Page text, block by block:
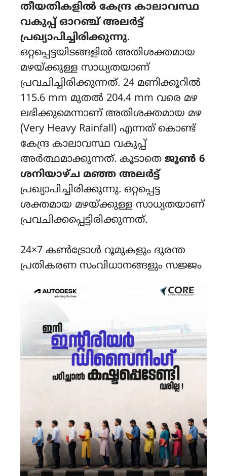
തീയതികളിൽ കേന്ദ്ര കാലാവസ്ഥ
വകുപ്പ് ഓറഞ്ച് അലർട്ട്
പ്രഖ്യാപിച്ചിരിക്കുന്നു.
ഒറ്റപ്പെട്ടയിടങ്ങളിൽ അതിശക്തമായ
മഴയ്ക്കുള്ള സാധ്യതയാണ്
പ്രവചിച്ചിരിക്കുന്നത്. 24 മണിക്കൂറിൽ
115.6 mm മുതൽ 204.4 mm വരെ മഴ
ലഭിക്കുമെന്നാണ് അതിശക്തമായ മഴ
(Very Heavy Rainfall) എന്നത് കൊണ്ട്
കേന്ദ്ര കാലാവസ്ഥ വകുപ്പ്
അർത്ഥമാക്കുന്നത്. കൂടാതെ ജൂൺ 6
ശനിയാഴ്ച മഞ്ഞ അലർട്ട്
പ്രഖ്യാപിച്ചിരിക്കുന്നു. ഒറ്റപ്പെട്ട
ശക്തമായ മഴയ്ക്കുള്ള സാധ്യതയാണ്
പ്രവചിക്കപ്പെട്ടിരിക്കുന്നത്.
24×7 കൺട്രോൾ റൂമുകളും ദുരന്ത
പ്രതികരണ സംവിധാനങ്ങളും സജ്ജം